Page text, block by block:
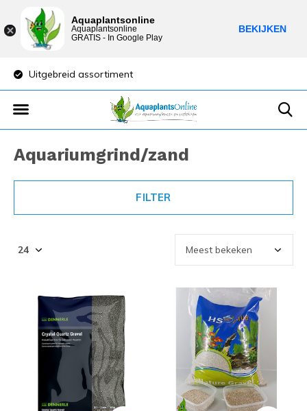
Lage verzendkosten
Aquariumgrind/zand
FILTER
Aquaplantsonline
Aquaplantsonline
GRATIS - In Google Play
BEKIJKEN